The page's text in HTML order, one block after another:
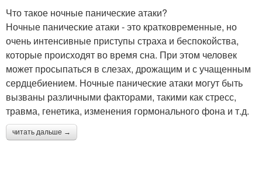
Что такое ночные панические атаки?
Ночные панические атаки - это кратковременные, но
очень интенсивные приступы страха и беспокойства,
которые происходят во время сна. При этом человек
может просыпаться в слезах, дрожащим и с учащенным
сердцебиением. Ночные панические атаки могут быть
вызваны различными факторами, такими как стресс,
травма, генетика, изменения гормонального фона и т.д.
читать дальше →